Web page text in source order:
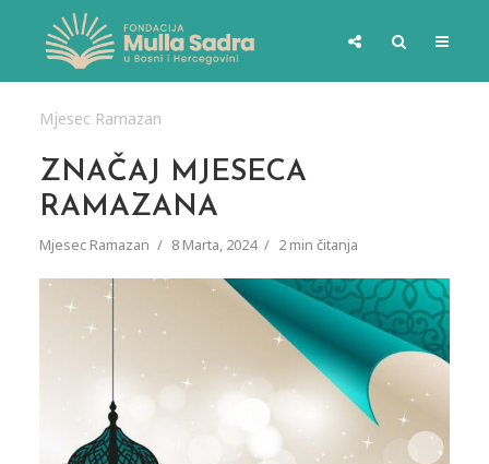
Mjesec Ramazan
ZNAČAJ MJESECA
RAMAZANA
Mjesec Ramazan 8 Marta, 2024 2 min čitanja